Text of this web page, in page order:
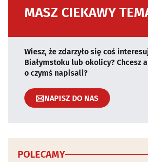
MASZ CIEKAWY
Wiesz, że zdarzyło się coś
Białymstoku lub okolicy? Chcesz
o czymś napisali?
NAPISZ DO NAS
POLECAMY